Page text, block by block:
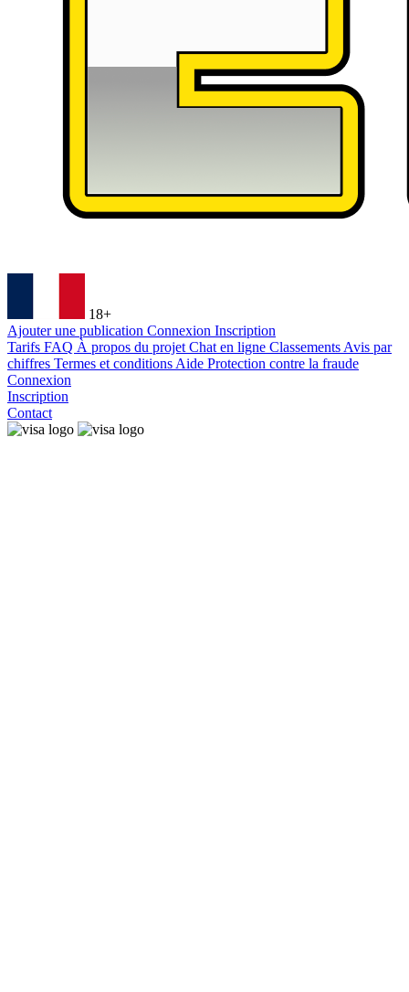
18+
Ajouter une publication Connexion Inscription
Tarifs FAQ À propos du projet Chat en ligne Classements Avis par
chiffres Termes et conditions Aide Protection contre la fraude
Connexion
Inscription
Contact